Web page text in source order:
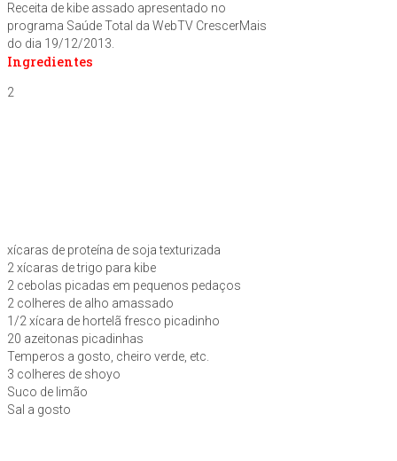
Receita de kibe assado apresentado no
programa Saúde Total da WebTV CrescerMais
do dia 19/12/2013.
Ingredientes
2
xícaras de proteína de soja texturizada
2 xícaras de trigo para kibe
2 cebolas picadas em pequenos pedaços
2 colheres de alho amassado
1/2 xícara de hortelã fresco picadinho
20 azeitonas picadinhas
Temperos a gosto, cheiro verde, etc.
3 colheres de shoyo
Suco de limão
Sal a gosto